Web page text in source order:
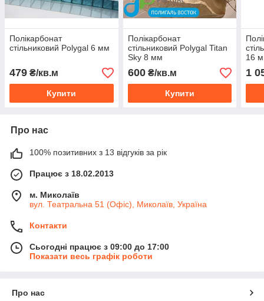
Полікарбонат
стільниковий Polygal 6 мм
479 ₴/кв.м
Купити
Полікарбонат
стільниковий Polygal Titan
Sky 8 мм
600₴/кв.м
Купити
16
1
Про нас
100% позитивних з 13 відгуків за рік
Працює з 18.02.2013
м. Миколаїв
вул. Театральна 51 (Офіс), Миколаїв, Україна
Контакти
Сьогодні працює з 09:00 до 17:00
Показати весь графік роботи
Про нас